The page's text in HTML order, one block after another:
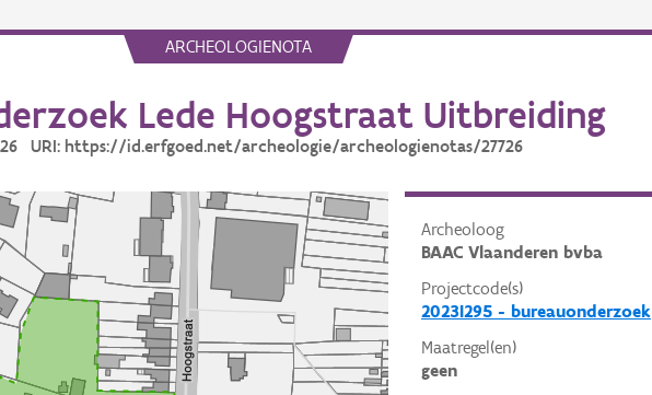
ARCHEOLOGIENOTA
Lede Hoogstraat Uitbreiding
URI: https://id.erfgoed.net/archeologie/archeologienotas/27726
Archeoloog
BAAC Vlaanderen bvba
Projectcode(s)
2023I295 - bureauonderzoek
Maatregel(en)
geen